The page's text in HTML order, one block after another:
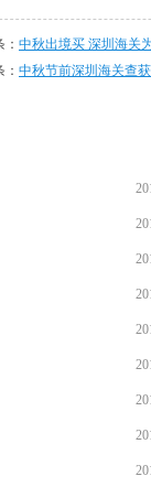
中秋出境买 深圳海关
中秋节前深圳海关查